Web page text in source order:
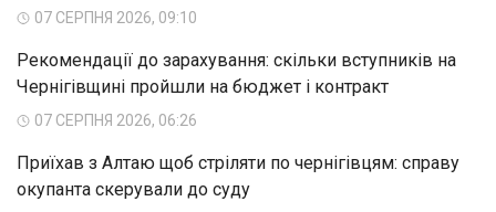
07 СЕРПНЯ 2026, 09:10
Рекомендації до зарахування: скільки вступників на
Чернігівщині пройшли на бюджет і контракт
07 СЕРПНЯ 2026, 06:26
Приїхав з Алтаю щоб стріляти по чернігівцям: справу
окупанта скерували до суду